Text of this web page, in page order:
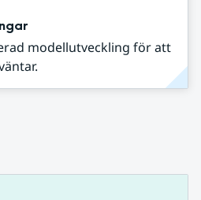
modellutveckling för att